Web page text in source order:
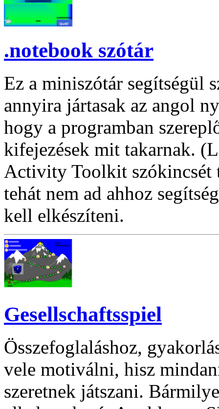
.notebook szótár
Ez a miniszótár segítségül
annyira jártasak az angol
hogy a programban
kifejezések mit takarnak.
Activity Toolkit szókincsét
tehát nem ad ahhoz
kell elkészíteni.
Gesellschaftsspiel
Összefoglaláshoz,
vele motiválni, hisz
szeretnek játszani.